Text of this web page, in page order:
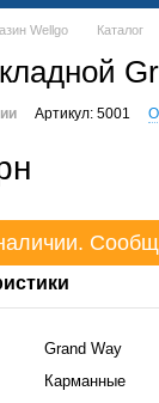
Wellgo Каталог
Артикул: 5001
Grand Way
Карманные